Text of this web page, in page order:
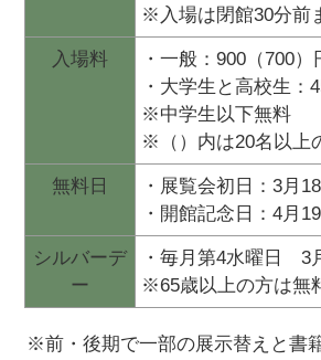
※入場は閉館30分前
入場料
・一般：900（700）
・大学生と高校生：
※中学生以下無料
※（）内は20名以上
無料日
・展覧会初日：3月18
・開館記念日：4月19
シルバーデ
ー
・毎月第4水曜日 3
※65歳以上の方は無
※前・後期で一部の展示替えと書